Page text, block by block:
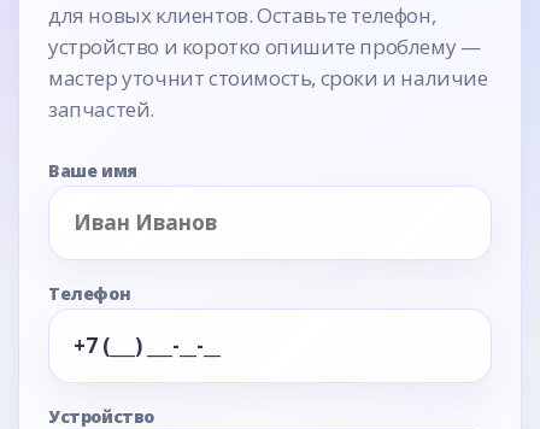
для новых клиентов. Оставьте телефон,
устройство и коротко опишите проблему —
мастер уточнит стоимость, сроки и наличие
запчастей.
Ваше имя
Телефон
Устройство